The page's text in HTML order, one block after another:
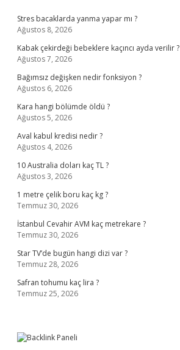
Stres bacaklarda yanma yapar mı ?
Ağustos 8, 2026
Kabak çekirdeği bebeklere kaçıncı ayda verilir ?
Ağustos 7, 2026
Bağımsız değişken nedir fonksiyon ?
Ağustos 6, 2026
Kara hangi bölümde öldü ?
Ağustos 5, 2026
Aval kabul kredisi nedir ?
Ağustos 4, 2026
10 Australia doları kaç TL ?
Ağustos 3, 2026
1 metre çelik boru kaç kg ?
Temmuz 30, 2026
İstanbul Cevahir AVM kaç metrekare ?
Temmuz 30, 2026
Star TV’de bugün hangi dizi var ?
Temmuz 28, 2026
Safran tohumu kaç lira ?
Temmuz 25, 2026